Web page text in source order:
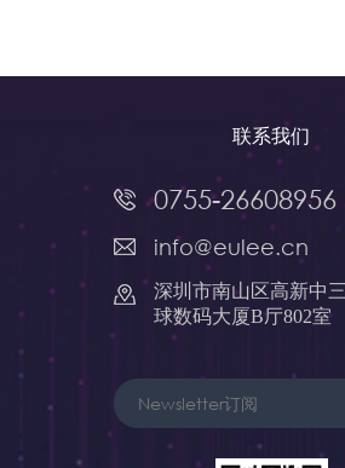
联系我们
0755-26608956
info@eulee.cn
深圳市南山区高新中
球数码大厦B厅802室